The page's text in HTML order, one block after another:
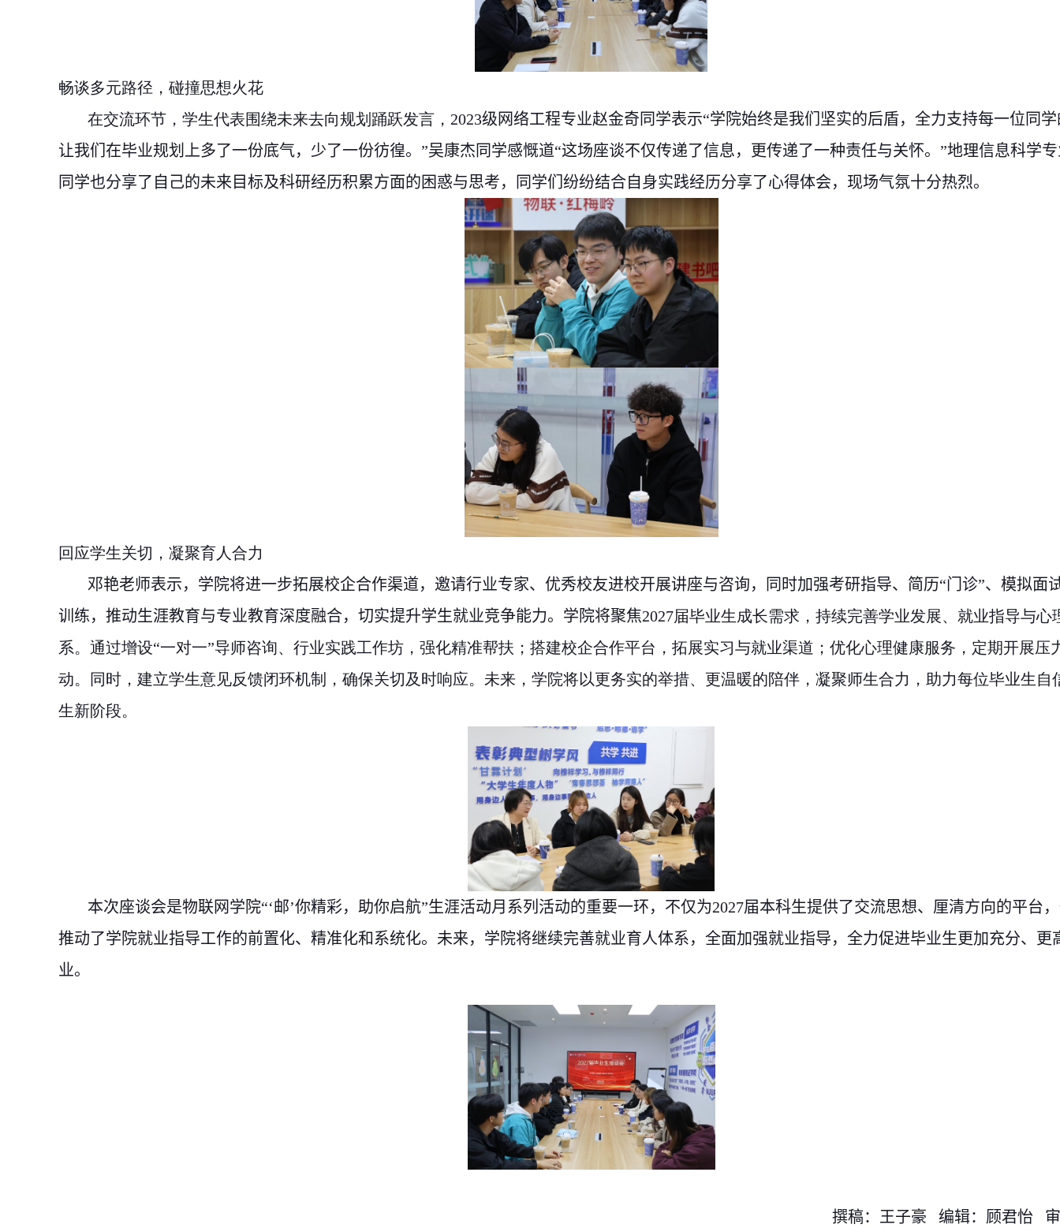
畅谈多元路径，碰撞思想火花
在交流环节，学生代表围绕未来去向规划踊跃发言， 2023级网络工程专业赵金奇 同学表示“学院始终是我们坚实的后盾，全力支持每一位同
让我们在毕业规划上多了一份底气，少了一份彷徨。”吴康杰同学感慨道“这场座谈不仅传递了信息，更传递了一种责任与关怀。”地理信息科学
同学也分享了 自己的未来 目标及科研经历积累方面的困惑与思考， 同学们纷纷结合自身实践经历分享了心得体会， 现场气氛十分热烈。
回应学生关切，凝聚育人合力
邓艳老师表示，学院将进一步拓展校企合作渠道，邀请行业专家、优秀校友进校开展讲座与咨询，同时加强考研指导、简历“门诊”、模拟面
训练，推动生涯教育与专业教育深度融合，切实提升学生就业竞争能力。学院将聚焦2027届毕业生成长需求，持续完善学业发展、就业指导与心
系。通过增设“一对一”导师咨询、行业实践工作坊，强化精准帮扶；搭建校企合作平台，拓展实习与就业渠道；优化心理健康服务，定期开展压
动。同时，建立学生意见反馈闭环机制，确保关切及时响应。未来，学院将以更务实的举措、更温暖的陪伴，凝聚师生合力，助力每位毕业生自
生新阶段。
本次座谈会是物联网学院“‘邮’你精彩，助你启航”生涯活动月系列活动的重要一环，不仅为2027届本科生提供了交流思想、厘清方向的平台
推动了学院就业指导工作的前置化、精准化和系统化。未来，学院将继续完善就业育人体系，全面加强就业指导，全力促进毕业生更加充分、更
业。
撰稿：王子豪 编辑：顾君怡